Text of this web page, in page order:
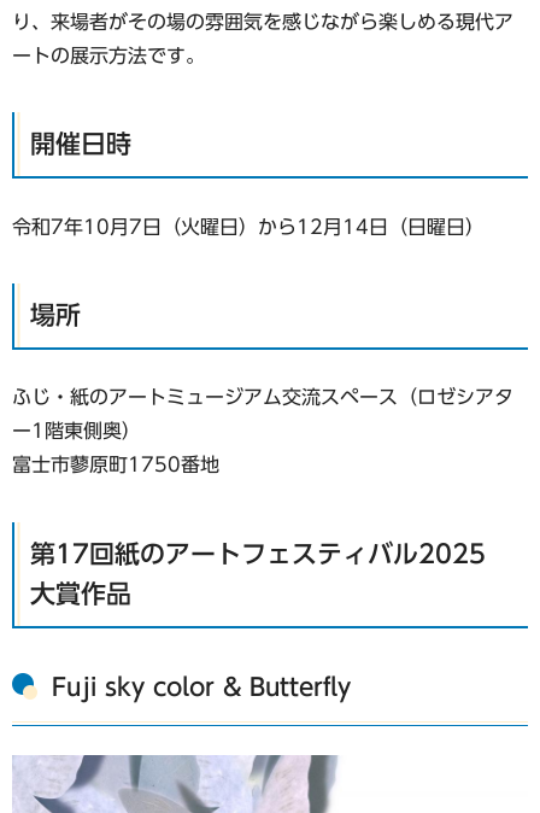
り、来場者がその場の雰囲気を感じながら楽しめる現代ア
ートの展示方法です。
開催日時
令和7年10月7日（火曜日）から12月14日（日曜日）
場所
ふじ・紙のアートミュージアム交流スペース（ロゼシアタ
ー1階東側奥）
富士市蓼原町1750番地
第17回紙のアートフェスティバル2025
大賞作品
Fuji sky color & Butterfly